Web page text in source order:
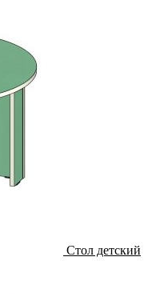
Стол детский